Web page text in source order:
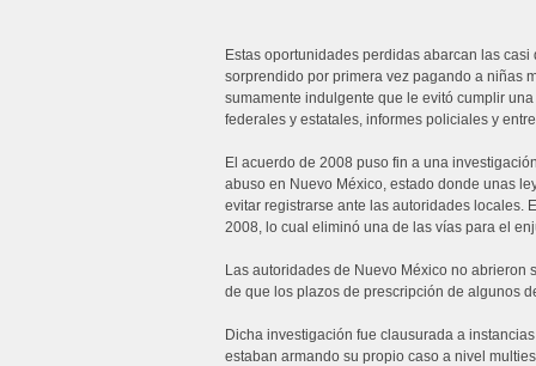
Estas oportunidades perdidas abarcan las
sorprendido por primera vez pagando a niñas
sumamente indulgente que le evitó cumplir
federales y estatales, informes policiales y
El acuerdo de 2008 puso fin a una
abuso en Nuevo México, estado donde unas
evitar registrarse ante las autoridades locales.
2008, lo cual eliminó una de las vías para el
Las autoridades de Nuevo México no
de que los plazos de prescripción de algunos
Dicha investigación fue clausurada a
estaban armando su propio caso a nivel